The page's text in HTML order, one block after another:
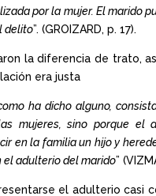
por la mujer. El marido
delito”. (GROIZARD, p. 17).
la diferencia de trato,
era justa
ha dicho alguno,
mujeres, sino porque el
en la familia un hijo y
el adulterio del marido”
el adulterio casi